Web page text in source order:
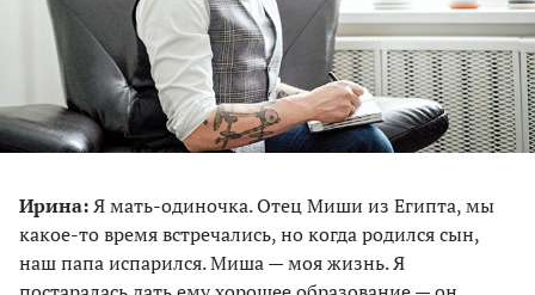
Ирина:Я мать-одиночка. Отец Миши из Египта, мы
какое-то время встречались, но когда родился сын,
наш папа испарился. Миша — моя жизнь. Я